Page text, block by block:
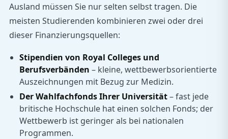
Ausland müssen Sie nur selten selbst tragen. Die
meisten Studierenden kombinieren zwei oder drei
dieser Finanzierungsquellen:
Stipendien von Royal Colleges und
Berufsverbänden – kleine, wettbewerbsorientierte
Auszeichnungen mit Bezug zur Medizin.
Der Wahlfachfonds Ihrer Universität– fast jede
britische Hochschule hat einen solchen Fonds; der
Wettbewerb ist geringer als bei nationalen
Programmen.